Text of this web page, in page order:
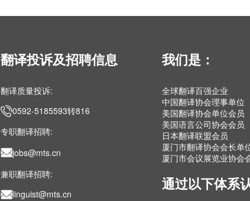
翻译投诉及招聘信息
翻译质量投诉:
0592-5185593转816
专职翻译招聘:
jobs@mts.cn
兼职翻译招聘:
linguist@mts.cn
我们是：
全球翻译百强企业
中国翻译协会理事单位
美国翻译协会单位会员
美国语言公司协会会员
日本翻译联盟会员
厦门市翻译协会会长单
厦门市会议展览业协会
通过以下体系